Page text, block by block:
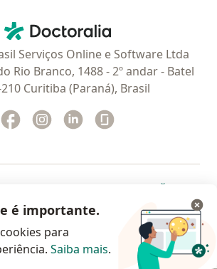
Doctoralia - Homepage
Serviços Online e Software Ltda
Rio Branco, 1488 - 2º andar - Batel
Curitiba (Paraná), Brasil
Facebook
abre num novo separador
Instagram
abre num novo separador
Linkedin
abre num novo
abre num novo separador
abre num novoabre num
num novo separador
abre num novo separador
,Chileabre num novo separador
,Brasilabre num novo
, Argentinaabre num
,Perúabre
,
abre num novo
© 2026 - Agende agora sua
é importante.
para
Saiba mais.